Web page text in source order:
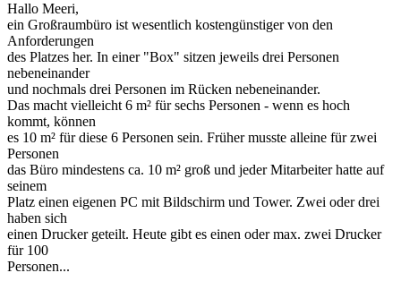
Hallo Meeri,
ein Großraumbüro ist wesentlich kostengünstiger von den
Anforderungen
des Platzes her. In einer "Box" sitzen jeweils drei Personen
nebeneinander
und nochmals drei Personen im Rücken nebeneinander.
Das macht vielleicht 6 m² für sechs Personen - wenn es hoch
kommt, können
es 10 m² für diese 6 Personen sein. Früher musste alleine für zwei
Personen
das Büro mindestens ca. 10 m² groß und jeder Mitarbeiter hatte auf
seinem
Platz einen eigenen PC mit Bildschirm und Tower. Zwei oder drei
haben sich
einen Drucker geteilt. Heute gibt es einen oder max. zwei Drucker
für 100
Personen...